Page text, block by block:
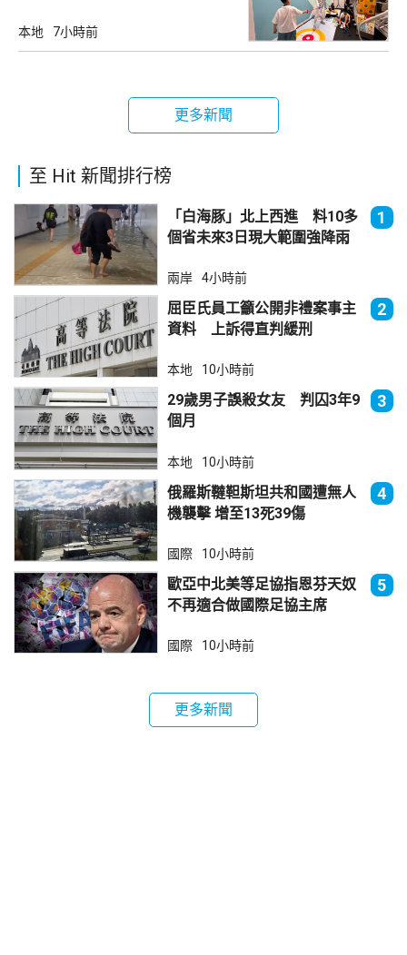
本地 7小時前
更多新聞
至 Hit 新聞排行榜
「白海豚」北上西進 料10多
個省未來3日現大範圍強降雨
1
兩岸 4小時前
屈臣氏員工籲公開非禮案事主
資料 上訴得直判緩刑
2
本地 10小時前
29歲男子誤殺女友 判囚3年9
個月
3
本地 10小時前
俄羅斯韃靼斯坦共和國遭無人
機襲擊 增至13死39傷
4
國際 10小時前
歐亞中北美等足協指恩芬天奴
不再適合做國際足協主席
5
國際 10小時前
更多新聞